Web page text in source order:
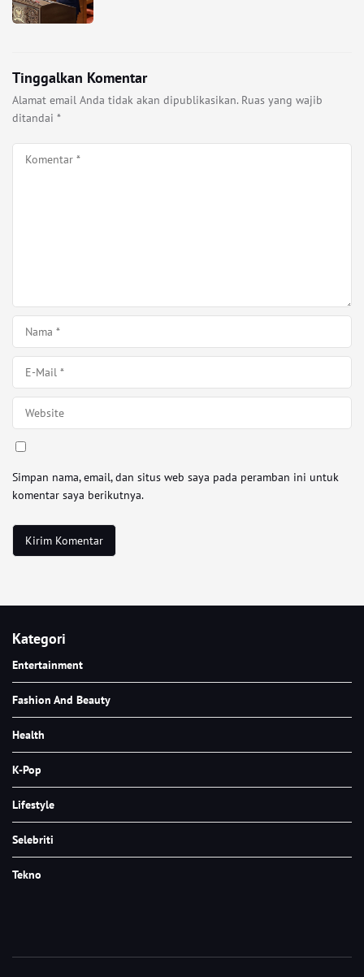
Tinggalkan Komentar
Alamat email Anda tidak akan dipublikasikan. Ruas yang wajib
ditandai *
Simpan nama, email, dan situs web saya pada peramban ini untuk
komentar saya berikutnya.
Kategori
Entertainment
Fashion And Beauty
Health
K-Pop
Lifestyle
Selebriti
Tekno